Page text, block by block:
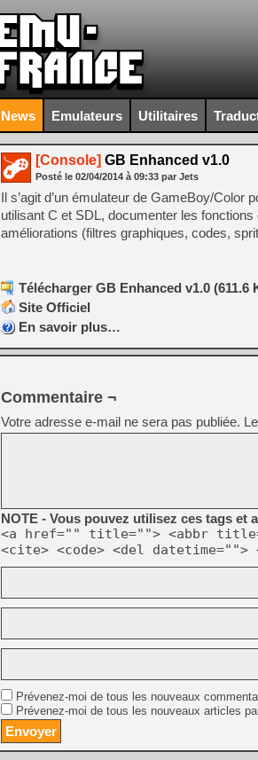
News Emulateurs Utilitaires
[Console] GB Enhanced v1.0
Posté le 02/04/2014 à 09:33 par Jets
Il s’agit d’un émulateur de GameBoy/Color
utilisant C et SDL, documenter les
améliorations (filtres graphiques, codes,
Télécharger GB Enhanced v1.0 (611.6
Site Officiel
En savoir plus…
Commentaire ¬
Votre adresse e-mail ne sera pas publiée.
NOTE - Vous pouvez utilisez ces tags et
<a href="" title=""> <abbr
<cite> <code> <del
Prévenez-moi de tous les nouveaux
Prévenez-moi de tous les nouveaux articles